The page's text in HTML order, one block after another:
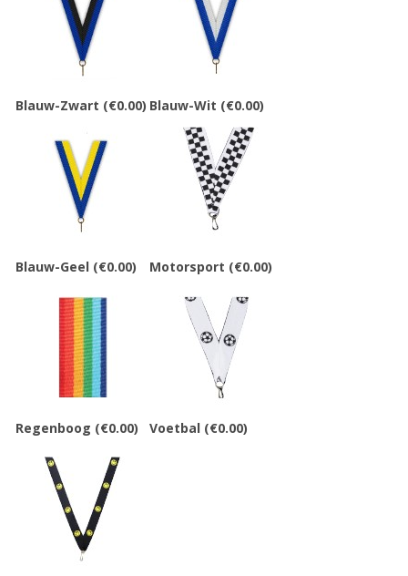
Blauw-Zwart (€0.00) Blauw-Wit (€0.00)
Blauw-Geel (€0.00) Motorsport (€0.00)
Regenboog (€0.00) Voetbal (€0.00)